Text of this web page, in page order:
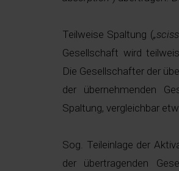
Teilweise Spaltung (
Gesellschaft wird
Die Gesellschafter der
der übernehmenden
Spaltung, vergleichbar
Sog. Teileinlage der
der übertragenden